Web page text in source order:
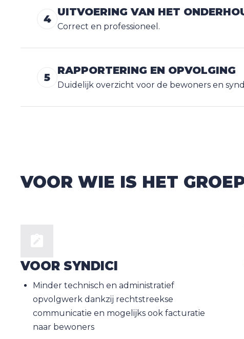
4
UITVOERING VAN HET
Correct en professioneel.
5
RAPPORTERING EN OPVOLGING
Duidelijk overzicht voor de bewoners en
VOOR WIE IS HET
VOOR SYNDICI
Minder technisch en administratief
opvolgwerk dankzij rechtstreekse
communicatie en mogelijks ook facturatie
naar bewoners